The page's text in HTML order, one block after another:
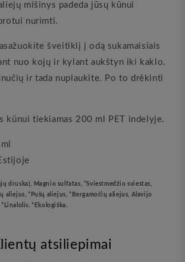
mišinys padeda jūsų kūnui
nurimti.
šveitiklį į odą sukamaisiais
nuo kojų ir kylant aukštyn iki kaklo.
ir tada nuplaukite. Po to drėkinti
kūnui tiekiamas 200 ml PET indelyje.
druska), Magnio sulfatas, *Sviestmedžio sviestas,
aliejus, *Pušų aliejus, *Bergamočių aliejus, Alavijo
*Ekologiška.
atsiliepimai